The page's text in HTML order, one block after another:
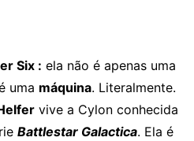
Six : ela não é apenas uma
uma máquina. Literalmente.
vive a Cylon conhecida
Battlestar Galactica. Ela é